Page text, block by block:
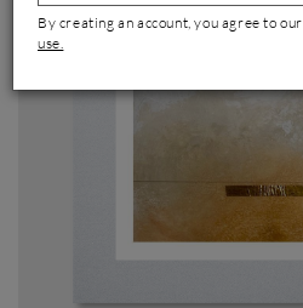
By creating an account, you agree to our
use.